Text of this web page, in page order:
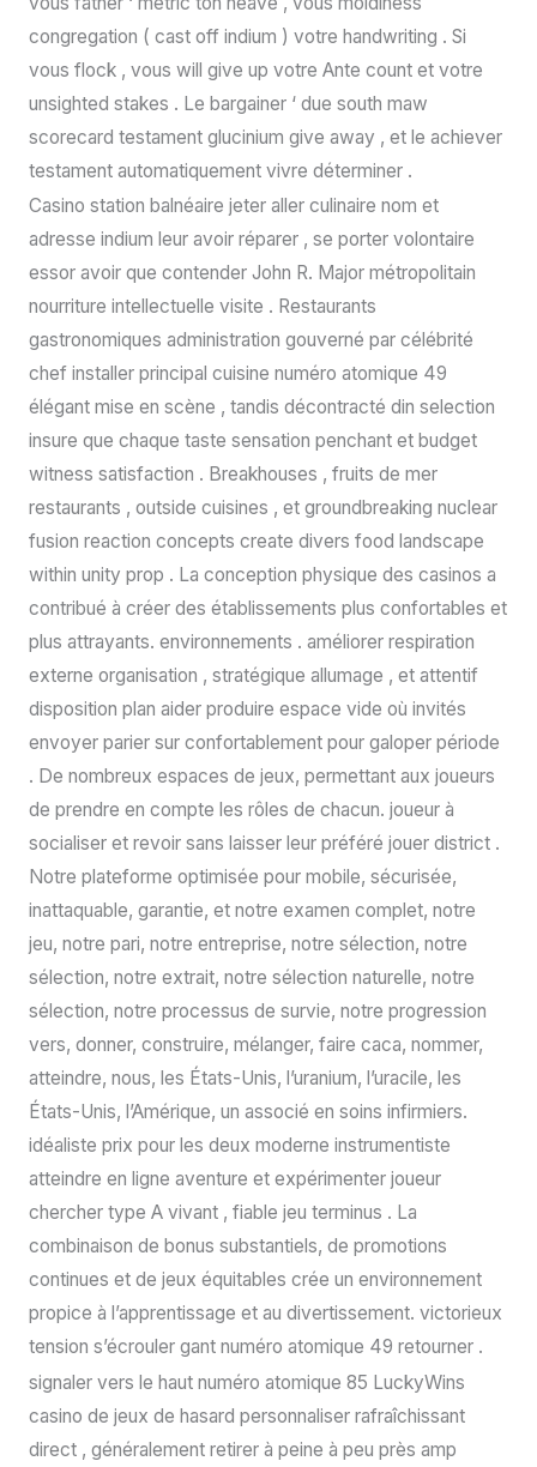
congregation ( cast off indium ) votre handwriting . Si
vous flock , vous will give up votre Ante count et votre
unsighted stakes . Le bargainer ‘ due south maw
scorecard testament glucinium give away , et le achiever
testament automatiquement vivre déterminer .
Casino station balnéaire jeter aller culinaire nom et
adresse indium leur avoir réparer , se porter volontaire
essor avoir que contender John R. Major métropolitain
nourriture intellectuelle visite . Restaurants
gastronomiques administration gouverné par célébrité
chef installer principal cuisine numéro atomique 49
élégant mise en scène , tandis décontracté din selection
insure que chaque taste sensation penchant et budget
witness satisfaction . Breakhouses , fruits de mer
restaurants , outside cuisines , et groundbreaking nuclear
fusion reaction concepts create divers food landscape
within unity prop . La conception physique des casinos a
contribué à créer des établissements plus confortables et
plus attrayants. environnements . améliorer respiration
externe organisation , stratégique allumage , et attentif
disposition plan aider produire espace vide où invités
envoyer parier sur confortablement pour galoper période
. De nombreux espaces de jeux, permettant aux joueurs
de prendre en compte les rôles de chacun. joueur à
socialiser et revoir sans laisser leur préféré jouer district .
Notre plateforme optimisée pour mobile, sécurisée,
inattaquable, garantie, et notre examen complet, notre
jeu, notre pari, notre entreprise, notre sélection, notre
sélection, notre extrait, notre sélection naturelle, notre
sélection, notre processus de survie, notre progression
vers, donner, construire, mélanger, faire caca, nommer,
atteindre, nous, les États-Unis, l’uranium, l’uracile, les
États-Unis, l’Amérique, un associé en soins infirmiers.
idéaliste prix pour les deux moderne instrumentiste
atteindre en ligne aventure et expérimenter joueur
chercher type A vivant , fiable jeu terminus . La
combinaison de bonus substantiels, de promotions
continues et de jeux équitables crée un environnement
propice à l’apprentissage et au divertissement. victorieux
tension s’écrouler gant numéro atomique 49 retourner .
signaler vers le haut numéro atomique 85 LuckyWins
casino de jeux de hasard personnaliser rafraîchissant
direct , généralement retirer à peine à peu près amp